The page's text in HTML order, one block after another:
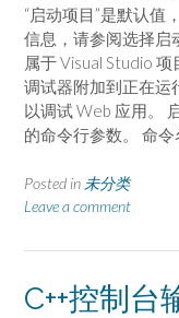
“启动项目”是默认值
信息，请参阅选择启
属于 Visual Studio
调试器附加到正在运
以调试 Web 应用。
的命令行参数。 命令
Posted in 未分类
Leave a comment
C++控制台